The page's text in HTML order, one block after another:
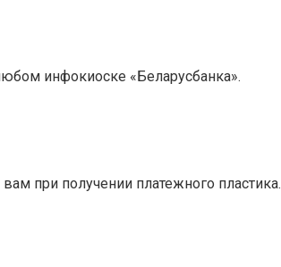
инфокиоске «Беларусбанка».
при получении платежного пластика.